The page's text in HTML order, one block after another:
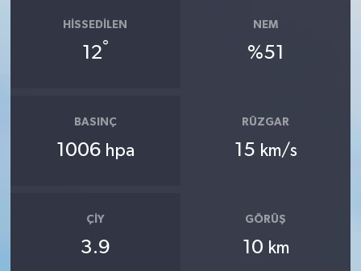
HISSEDILEN
12°
NEM
%51
BASINÇ
1006 hpa
RÜZGAR
15 km/s
ÇIY
3.9
GÖRÜŞ
10 km